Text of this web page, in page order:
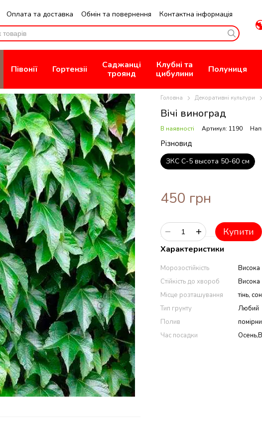
Оплата та доставка Обмін та повернення
Контактна інформація
про магазин
Публична Оферта
Півонії Гортензіі
Саджанці
троянд
Клубні та
цибулини
Полуниця
Головна Декоративні культури
Вічі виноград
В наявності Артикул: 1190
Різновид
ЗКС С-5 высота 50-60 см
450 грн
Купити
Характеристики
Морозостійкість
Висока
Стійкість до хвороб
Висока
Місце розташування
тінь,
Тип грунту
Любий
Полив
Час посадки